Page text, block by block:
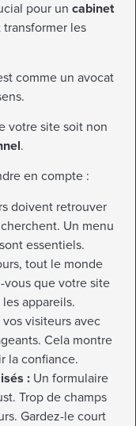
pour un cabinet
transformer les
comme un avocat
votre site soit non
.
en compte :
doivent retrouver
Un menu
essentiels.
tout le monde
que votre site
appareils.
visiteurs avec
Cela montre
la confiance.
: Un formulaire
Trop de champs
Gardez-le court